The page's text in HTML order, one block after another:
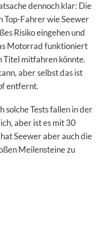
dennoch klar: Die
Top-Fahrer wie Seewer
Risiko eingehen und
Motorrad funktioniert
Titel mitfahren könnte.
aber selbst das ist
entfernt.
Tests fallen in der
aber ist es mit 30
Seewer aber auch die
Meilensteine zu